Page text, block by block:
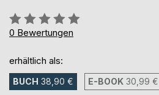
Bewertung::
0%
0 Bewertungen
erhältlich als:
BUCH 38,90 € E-BOOK 30,99 €